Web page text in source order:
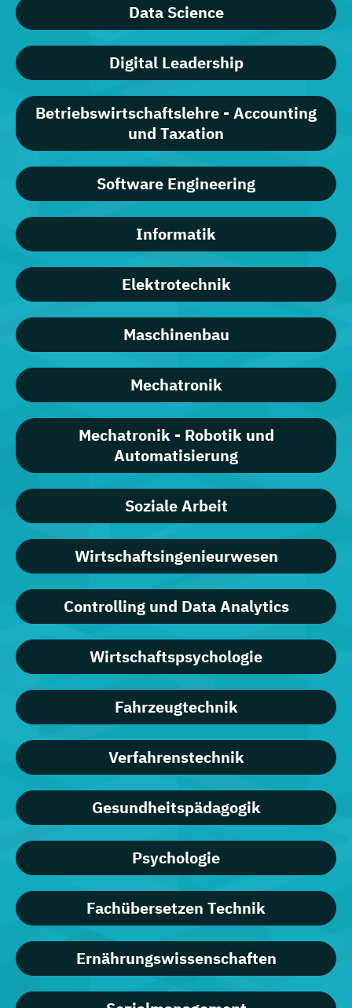
Data Science
Digital Leadership
Betriebswirtschaftslehre - Accounting
und Taxation
Software Engineering
Informatik
Elektrotechnik
Maschinenbau
Mechatronik
Mechatronik - Robotik und
Automatisierung
Soziale Arbeit
Wirtschaftsingenieurwesen
Controlling und Data Analytics
Wirtschaftspsychologie
Fahrzeugtechnik
Verfahrenstechnik
Gesundheitspädagogik
Psychologie
Fachübersetzen Technik
Ernährungswissenschaften